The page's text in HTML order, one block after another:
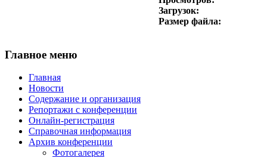
Загрузок:
Размер файла:
Главное меню
Главная
Новости
Содержание и организация
Репортажи с конференции
Онлайн-регистрация
Справочная информация
Архив конференции
Фотогалерея